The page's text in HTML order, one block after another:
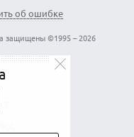
об ошибке
защищены ©1995 – 2026